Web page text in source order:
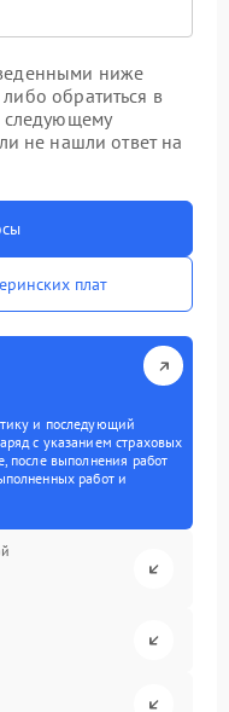
ниже
обратиться в
следующему
не нашли ответ на
плат
и последующий
с указанием страховых
после выполнения работ
работ и